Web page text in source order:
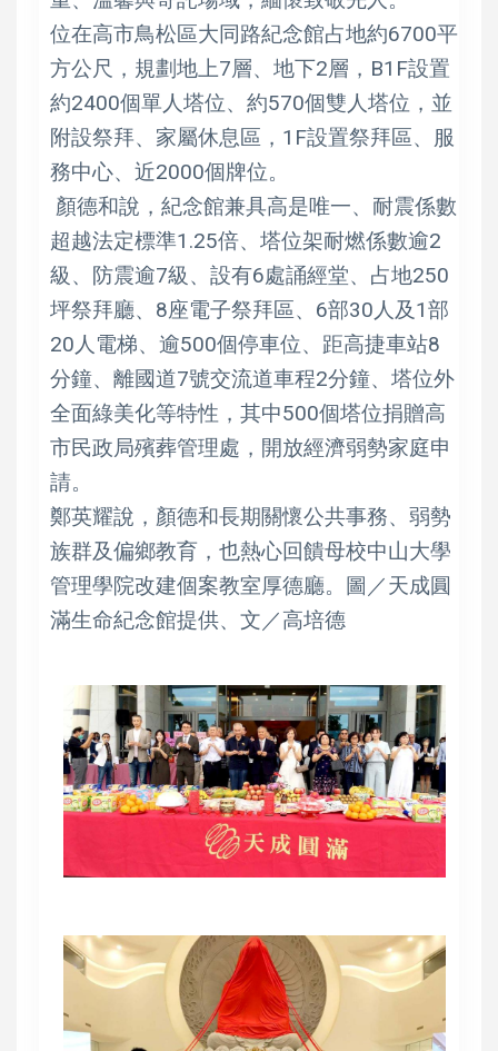
位在高市鳥松區大同路紀念館占地約6700平
方公尺，規劃地上7層、地下2層，B1F設置
約2400個單人塔位、約570個雙人塔位，並
附設祭拜、家屬休息區，1F設置祭拜區、服
務中心、近2000個牌位。
顏德和說，紀念館兼具高是唯一、耐震係數
超越法定標準1.25倍、塔位架耐燃係數逾2
級、防震逾7級、設有6處誦經堂、占地250
坪祭拜廳、8座電子祭拜區、6部30人及1部
20人電梯、逾500個停車位、距高捷車站8
分鐘、離國道7號交流道車程2分鐘、塔位外
全面綠美化等特性，其中500個塔位捐贈高
市民政局殯葬管理處，開放經濟弱勢家庭申
請。
鄭英耀說，顏德和長期關懷公共事務、弱勢
族群及偏鄉教育，也熱心回饋母校中山大學
管理學院改建個案教室厚德廳。圖／天成圓
滿生命紀念館提供、文／高培德